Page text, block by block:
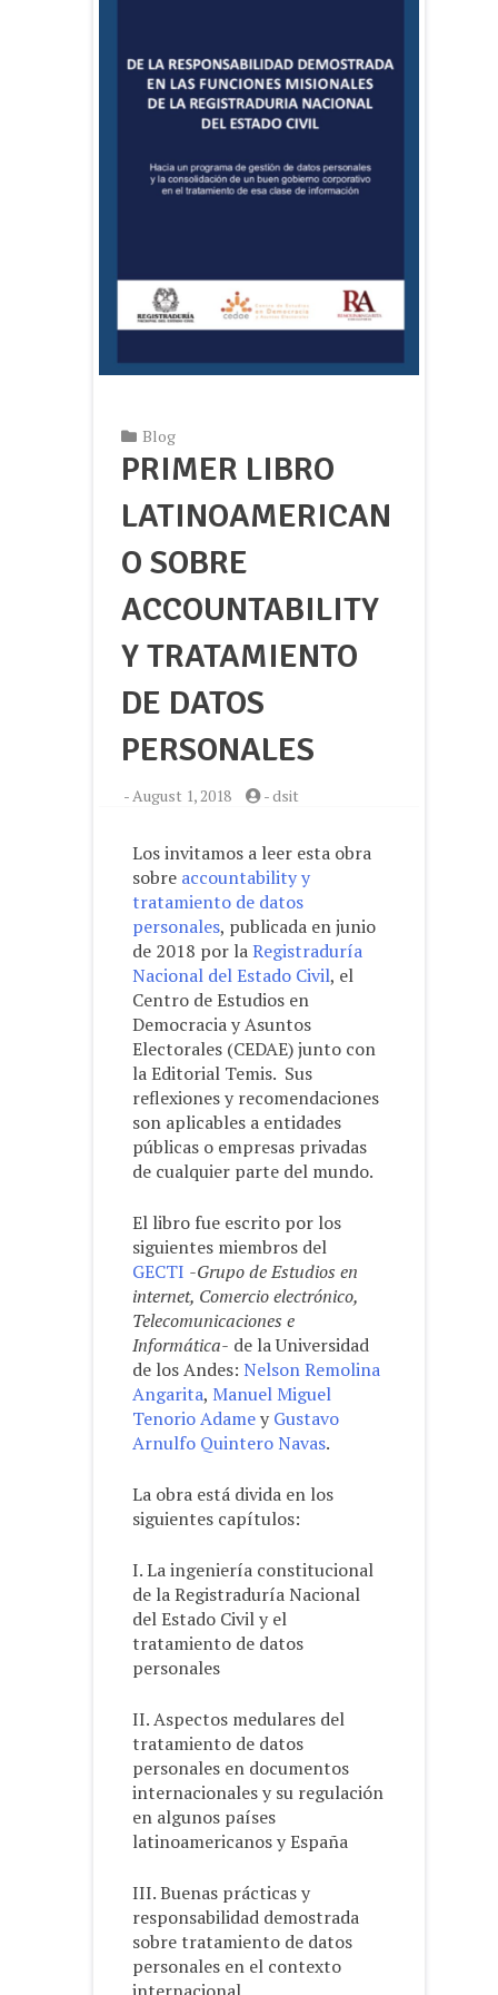
Blog
PRIMER LIBRO
LATINOAMERICAN
O SOBRE
ACCOUNTABILITY
Y TRATAMIENTO
DE DATOS
PERSONALES
-August 1, 2018 -dsit
Los invitamos a leer esta obra
sobre accountability y
tratamiento de datos
personales, publicada en junio
de 2018 por laRegistraduría
Nacional del Estado Civil, el
Centro de Estudios en
Democracia y Asuntos
Electorales (CEDAE) junto con
la Editorial Temis. Sus
reflexiones y recomendaciones
son aplicables a entidades
públicas o empresas privadas
de cualquier parte del mundo.
El libro fue escrito por los
siguientes miembros del
GECTI -Grupo de Estudios en
internet, Comercio electrónico,
Telecomunicaciones e
Informática- de la Universidad
de los Andes: Nelson Remolina
Angarita, Manuel Miguel
Tenorio Adamey Gustavo
Arnulfo Quintero Navas.
La obra está divida en los
siguientes capítulos:
I. La ingeniería constitucional
de la Registraduría Nacional
del Estado Civil y el
tratamiento de datos
personales
II. Aspectos medulares del
tratamiento de datos
personales en documentos
internacionales y su regulación
en algunos países
latinoamericanos y España
III. Buenas prácticas y
responsabilidad demostrada
sobre tratamiento de datos
personales en el contexto